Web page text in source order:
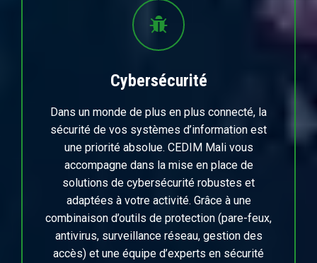
Cybersécurité
Dans un monde de plus en plus connecté, la
sécurité de vos systèmes d’information est
une priorité absolue. CEDIM Mali vous
accompagne dans la mise en place de
solutions de cybersécurité robustes et
adaptées à votre activité. Grâce à une
combinaison d’outils de protection (pare-feux,
antivirus, surveillance réseau, gestion des
accès) et une équipe d’experts en sécurité